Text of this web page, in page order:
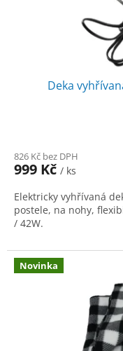
Deka
826 Kč bez DPH
999 Kč / ks
Elektricky vyhřívaná
postele, na nohy,
/ 42W.
Novinka